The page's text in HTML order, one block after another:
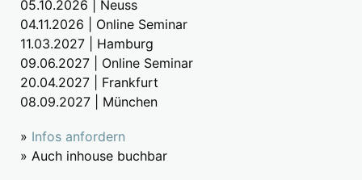
05.10.2026 | Neuss
04.11.2026 | Online Seminar
11.03.2027 | Hamburg
09.06.2027 | Online Seminar
20.04.2027 | Frankfurt
08.09.2027 | München
» Infos anfordern
» Auch inhouse buchbar